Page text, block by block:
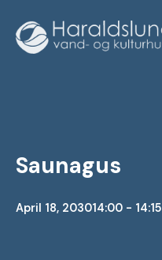
Saunagus
April 18, 203014:00 - 14:15